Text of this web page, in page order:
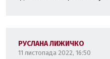
РУСЛАНА ЛИЖИЧКО
11 листопада 2022, 16:50